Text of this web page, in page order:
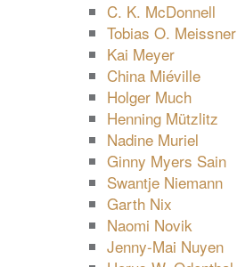
C. K. McDonnell
Tobias O. Meissner
Kai Meyer
China Miéville
Holger Much
Henning Mützlitz
Nadine Muriel
Ginny Myers Sain
Swantje Niemann
Garth Nix
Naomi Novik
Jenny-Mai Nuyen